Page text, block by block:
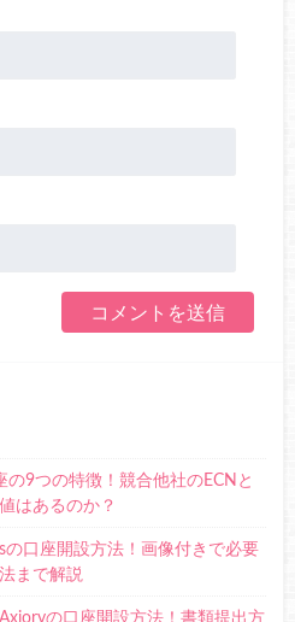
の9つの特徴！競合他社のECNと
はあるのか？
の口座開設方法！画像付きで必要
まで解説
Axioryの口座開設方法！書類提出方